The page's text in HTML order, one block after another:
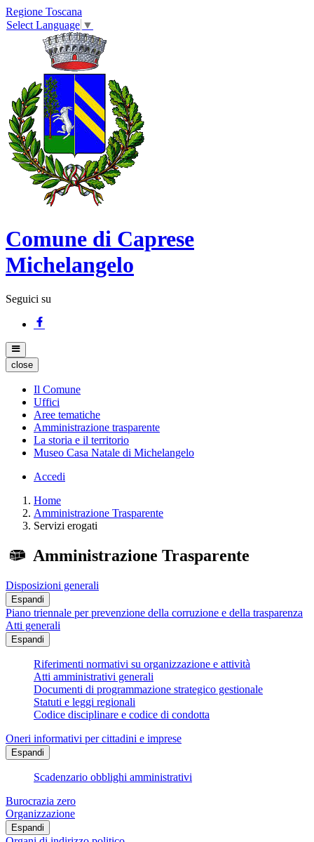
Regione Toscana
Select Language ▼
Comune di Caprese
Michelangelo
Seguici su
close
Il Comune
Uffici
Aree tematiche
Amministrazione trasparente
La storia e il territorio
Museo Casa Natale di Michelangelo
Accedi
Home
Amministrazione Trasparente
Servizi erogati
Amministrazione Trasparente
Disposizioni generali
Espandi
Piano triennale per prevenzione della corruzione e della trasparenza
Atti generali
Espandi
Riferimenti normativi su organizzazione e attività
Atti amministrativi generali
Documenti di programmazione strategico gestionale
Statuti e leggi regionali
Codice disciplinare e codice di condotta
Oneri informativi per cittadini e imprese
Espandi
Scadenzario obblighi amministrativi
Burocrazia zero
Organizzazione
Espandi